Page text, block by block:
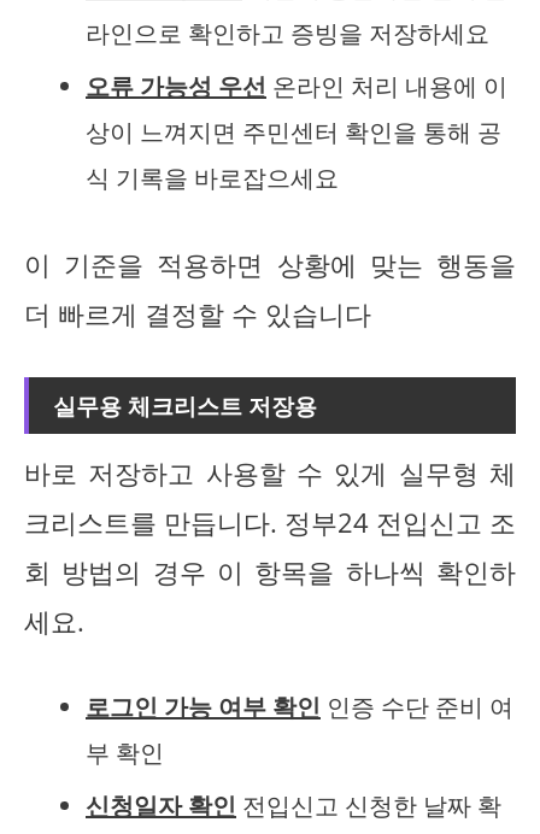
라인으로 확인하고 증빙을 저장하세요
오류 가능성 우선 온라인 처리 내용에 이
상이 느껴지면 주민센터 확인을 통해 공
식 기록을 바로잡으세요
이 기준을 적용하면 상황에 맞는 행동을
더 빠르게 결정할 수 있습니다
실무용 체크리스트 저장용
바로 저장하고 사용할 수 있게 실무형 체
크리스트를 만듭니다. 정부24 전입신고 조
회 방법의 경우 이 항목을 하나씩 확인하
세요.
로그인 가능 여부 확인 인증 수단 준비 여
부 확인
신청일자 확인 전입신고 신청한 날짜 확